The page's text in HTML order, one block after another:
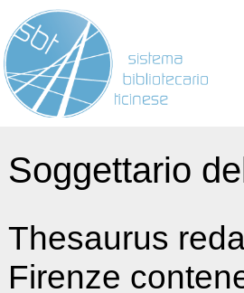
Soggettario
Thesaurus
Firenze